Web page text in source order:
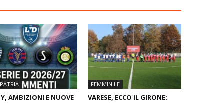
AMBIZIONI E NUOVE
FEMMINILE
VARESE, ECCO IL GIRONE: